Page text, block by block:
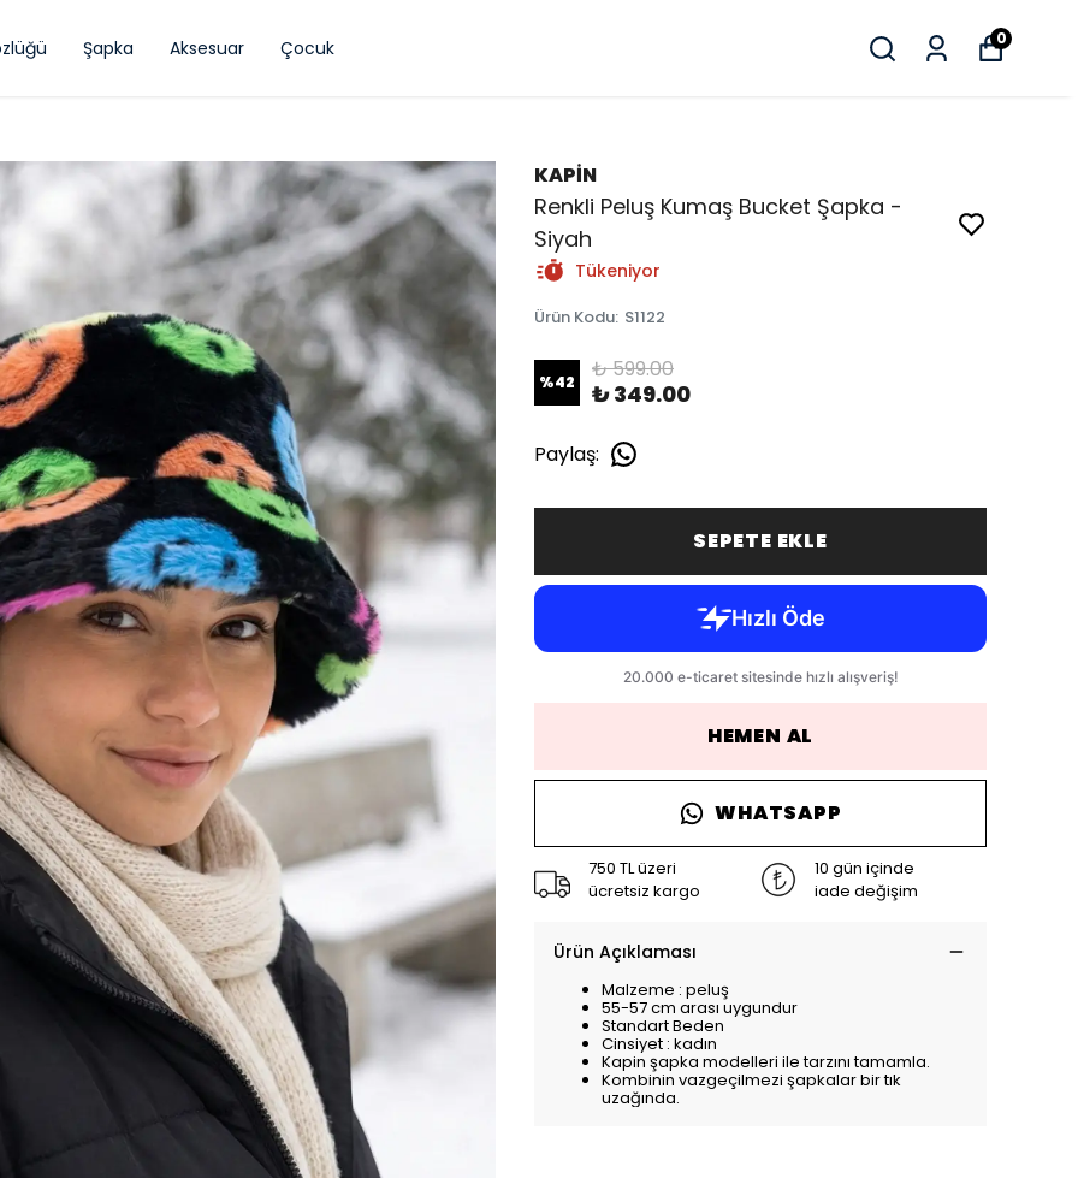
Şapka Aksesuar Çocuk 0
KAPİN
Renkli Peluş Kumaş Bucket Şapka -
Siyah
Tükeniyor
Ürün Kodu: S1122
%42 ₺ 599.00
₺ 349.00
Paylaş:
SEPETE EKLE
HEMEN AL
WHATSAPP
750 TL üzeri
ücretsiz kargo
10 gün içinde
iade değişim
Ürün Açıklaması
Malzeme : peluş
55-57 cm arası uygundur
Standart Beden
Cinsiyet : kadın
Kapin şapka modelleri ile tarzını tamamla.
Kombinin vazgeçilmezi şapkalar bir tık
uzağında.